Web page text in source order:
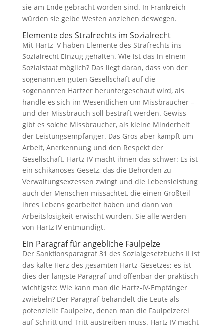
sie am Ende gebracht worden sind. In Frankreich
würden sie gelbe Westen anziehen deswegen.
Elemente des Strafrechts im Sozialrecht
Mit Hartz IV haben Elemente des Strafrechts ins
Sozialrecht Einzug gehalten. Wie ist das in einem
Sozialstaat möglich? Das liegt daran, dass von der
sogenannten guten Gesellschaft auf die
sogenannten Hartzer heruntergeschaut wird, als
handle es sich im Wesentlichen um Missbraucher –
und der Missbrauch soll bestraft werden. Gewiss
gibt es solche Missbraucher, als kleine Minderheit
der Leistungsempfänger. Das Gros aber kämpft um
Arbeit, Anerkennung und den Respekt der
Gesellschaft. Hartz IV macht ihnen das schwer: Es ist
ein schikanöses Gesetz, das die Behörden zu
Verwaltungsexzessen zwingt und die Lebensleistung
auch der Menschen missachtet, die einen Großteil
ihres Lebens gearbeitet haben und dann von
Arbeitslosigkeit erwischt wurden. Sie alle werden
von Hartz IV entmündigt.
Ein Paragraf für angebliche Faulpelze
Der Sanktionsparagraf31 des Sozialgesetzbuchs II ist
das kalte Herz des gesamten Hartz-Gesetzes; es ist
dies der längste Paragraf und offenbar der praktisch
wichtigste: Wie kann man die Hartz-IV-Empfänger
zwiebeln? Der Paragraf behandelt die Leute als
potenzielle Faulpelze, denen man die Faulpelzerei
auf Schritt und Tritt austreiben muss. Hartz IV macht